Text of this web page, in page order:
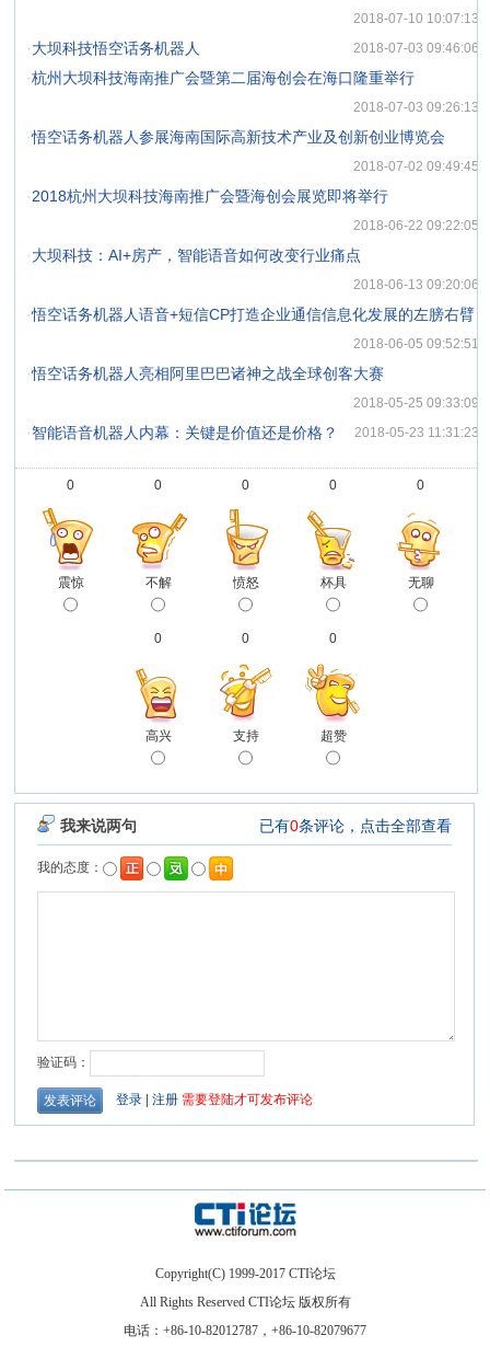
2018-07-10 10:07:13
·大坝科技悟空话务机器人 2018-07-03 09:46:06
·杭州大坝科技海南推广会暨第二届海创会在海口隆重举行
2018-07-03 09:26:13
·悟空话务机器人参展海南国际高新技术产业及创新创业博览会
2018-07-02 09:49:45
·2018杭州大坝科技海南推广会暨海创会展览即将举行
2018-06-22 09:22:05
·大坝科技：AI+房产，智能语音如何改变行业痛点
2018-06-13 09:20:06
·悟空话务机器人语音+短信CP打造企业通信信息化发展的左膀右臂
2018-06-05 09:52:51
·悟空话务机器人亮相阿里巴巴诸神之战全球创客大赛
2018-05-25 09:33:09
·智能语音机器人内幕：关键是价值还是价格？ 2018-05-23 11:31:23
0
震惊
0
不解
0
愤怒
0
杯具
0
无聊
0
高兴
0
支持
0
超赞
Copyright(C) 1999-2017 CTI论坛
All Rights Reserved CTI论坛 版权所有
电话：+86-10-82012787，+86-10-82079677